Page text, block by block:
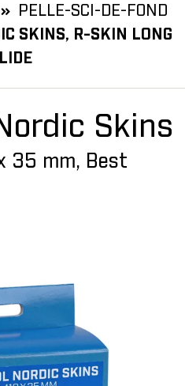
PELLE-SCI-DE-FOND
SKINS, R-SKIN LONG
Skins
35 mm, Best